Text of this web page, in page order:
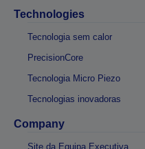
Technologies
Tecnologia sem calor
PrecisionCore
Tecnologia Micro Piezo
Tecnologias inovadoras
Company
Site da Equipa Executiva